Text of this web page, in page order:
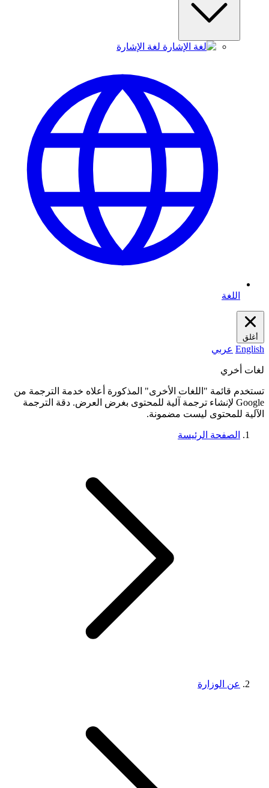
لغة الإشارة
اللغة
أغلق
English عربي
لغات أخري
تستخدم قائمة "اللغات الأخرى" المذكورة أعلاه خدمة الترجمة من
Google لإنشاء ترجمة آلية للمحتوى بغرض العرض. دقة الترجمة
الآلية للمحتوى ليست مضمونة.
الصفحة الرئيسة
عن الوزارة